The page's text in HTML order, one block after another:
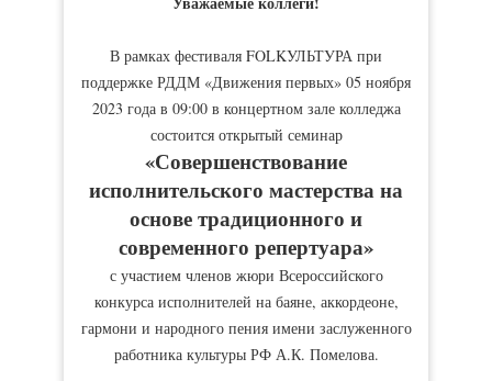
В рамках фестиваля FOLKУЛЬТУРА при
поддержке РДДМ «Движения первых» 05 ноября
2023 года в 09:00 в концертном зале колледжа
состоится открытый семинар
«Совершенствование
исполнительского мастерства на
основе традиционного и
современного репертуара»
с участием членов жюри Всероссийского
конкурса исполнителей на баяне, аккордеоне,
гармони и народного пения имени заслуженного
работника культуры РФ А.К. Помелова.